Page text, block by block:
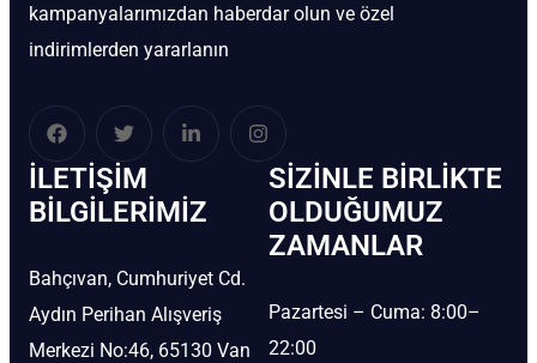
kampanyalarımızdan haberdar olun ve özel
indirimlerden yararlanın
İLETIŞIM
BİLGILERIMIZ
Bahçıvan, Cumhuriyet Cd.
Aydın Perihan Alışveriş
Merkezi No:46, 65130 Van
SIZINLE BIRLIKTE
OLDUĞUMUZ
ZAMANLAR
Pazartesi – Cuma: 8:00–
22:00